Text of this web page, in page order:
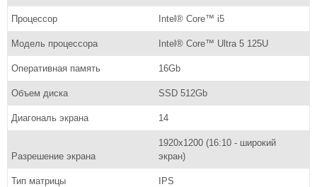
Процессор Intel® Core™ i5
Модель процессора Intel® Core™ Ultra 5 125U
Оперативная память 16Gb
Объем диска SSD 512Gb
Диагональ экрана 14
Разрешение экрана
1920х1200 (16:10 - широкий
экран)
Тип матрицы IPS